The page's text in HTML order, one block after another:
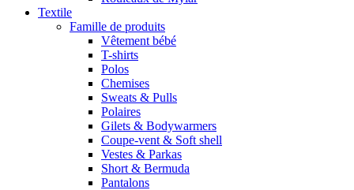
Textile
Famille de produits
Vêtement bébé
T-shirts
Polos
Chemises
Sweats & Pulls
Polaires
Gilets & Bodywarmers
Coupe-vent & Soft shell
Vestes & Parkas
Short & Bermuda
Pantalons